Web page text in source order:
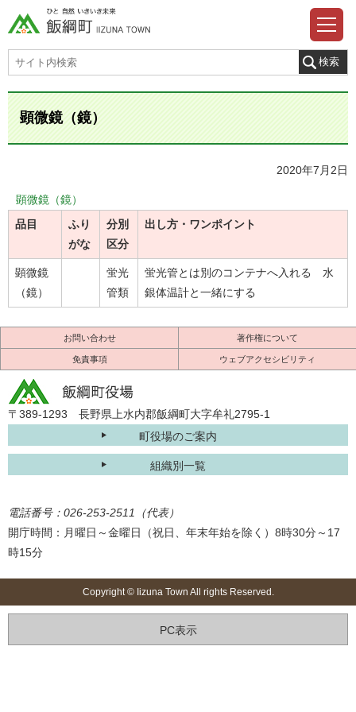
顕微鏡（鏡）
2020年7月2日
顕微鏡（鏡）
品目
ふり
がな
分別
区分
出し方・ワンポイント
顕微鏡
（鏡）
蛍光
管類
蛍光管とは別のコンテナへ入れる 水
銀体温計と一緒にする
お問い合わせ 著作権について
免責事項 ウェブアクセシビリティ
〒389-1293 長野県上水内郡飯綱町大字牟礼2795-1
町役場のご案内
組織別一覧
電話番号：026-253-2511（代表）
開庁時間：月曜日～金曜日（祝日、年末年始を除く）8時30分～17
時15分
Copyright © Iizuna Town All rights Reserved.
PC表示